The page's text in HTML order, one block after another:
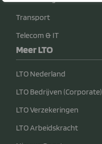
Transport
Telecom & IT
Meer LTO
LTO Nederland
LTO Bedrijven (Corporate)
LTO Verzekeringen
LTO Arbeidskracht